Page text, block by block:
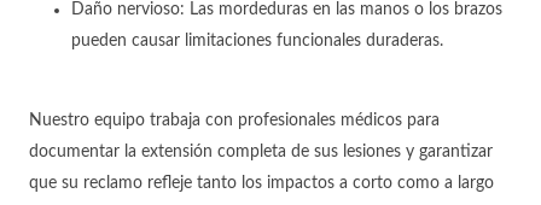
Daño nervioso: Las mordeduras en las manos o los brazos
pueden causar limitaciones funcionales duraderas.
Nuestro equipo trabaja con profesionales médicos para
documentar la extensión completa de sus lesiones y garantizar
que su reclamo refleje tanto los impactos a corto como a largo